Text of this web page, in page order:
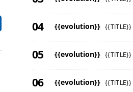
{{evolution}} {{TITLE}}
{{evolution}} {{TITLE}}
{{evolution}} {{TITLE}}